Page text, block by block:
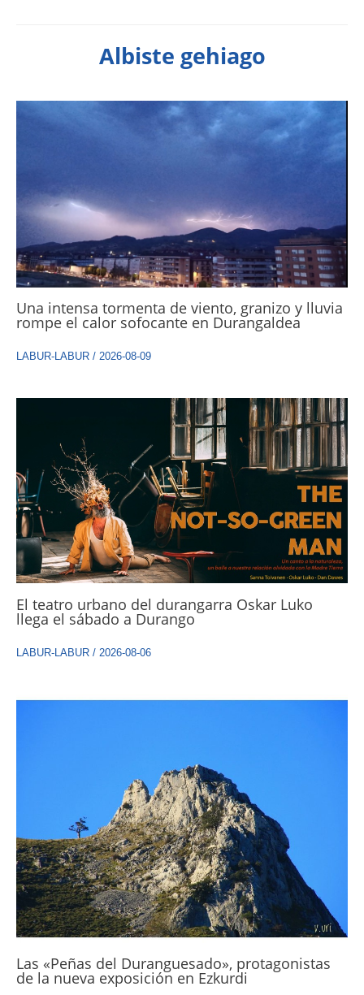
Albiste gehiago
Una intensa tormenta de viento, granizo y lluvia
rompe el calor sofocante en Durangaldea
LABUR-LABUR / 2026-08-09
El teatro urbano del durangarra Oskar Luko
llega el sábado a Durango
LABUR-LABUR / 2026-08-06
Las «Peñas del Duranguesado», protagonistas
de la nueva exposición en Ezkurdi